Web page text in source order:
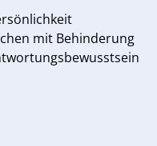
mit Behinderung